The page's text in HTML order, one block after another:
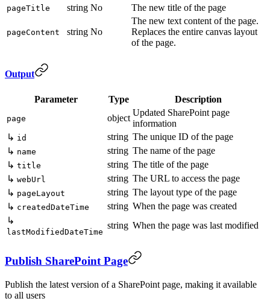
pageTitle string No The new title of the page
pageContent string No
The new text content of the page.
Replaces the entire canvas layout
of the page.
Output
Parameter Type Description
page object
Updated SharePoint page
information
↳ id string The unique ID of the page
↳ name string The name of the page
↳ title string The title of the page
↳ webUrl string The URL to access the page
↳ pageLayout string The layout type of the page
↳ createdDateTime string When the page was created
↳
lastModifiedDateTime
string When the page was last modified
Publish SharePoint Page
Publish the latest version of a SharePoint page, making it available
to all users